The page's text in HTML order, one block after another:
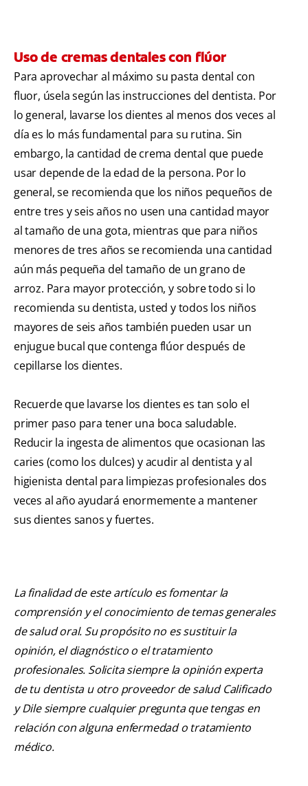
Uso de cremas dentales con flúor
Para aprovechar al máximo su pasta dental con
fluor, úsela según las instrucciones del dentista. Por
lo general, lavarse los dientes al menos dos veces al
día es lo más fundamental para su rutina. Sin
embargo, la cantidad de crema dental que puede
usar depende de la edad de la persona. Por lo
general, se recomienda que los niños pequeños de
entre tres y seis años no usen una cantidad mayor
al tamaño de una gota, mientras que para niños
menores de tres años se recomienda una cantidad
aún más pequeña del tamaño de un grano de
arroz. Para mayor protección, y sobre todo si lo
recomienda su dentista, usted y todos los niños
mayores de seis años también pueden usar un
enjugue bucal que contenga flúor después de
cepillarse los dientes.
Recuerde que lavarse los dientes es tan solo el
primer paso para tener una boca saludable.
Reducir la ingesta de alimentos que ocasionan las
caries (como los dulces) y acudir al dentista y al
higienista dental para limpiezas profesionales dos
veces al año ayudará enormemente a mantener
sus dientes sanos y fuertes.
La finalidad de este artículo es fomentar la
comprensión y el conocimiento de temas generales
de salud oral. Su propósito no es sustituir la
opinión, el diagnóstico o el tratamiento
profesionales. Solicita siempre la opinión experta
de tu dentista u otro proveedor de salud Calificado
y Dile siempre cualquier pregunta que tengas en
relación con alguna enfermedad o tratamiento
médico.